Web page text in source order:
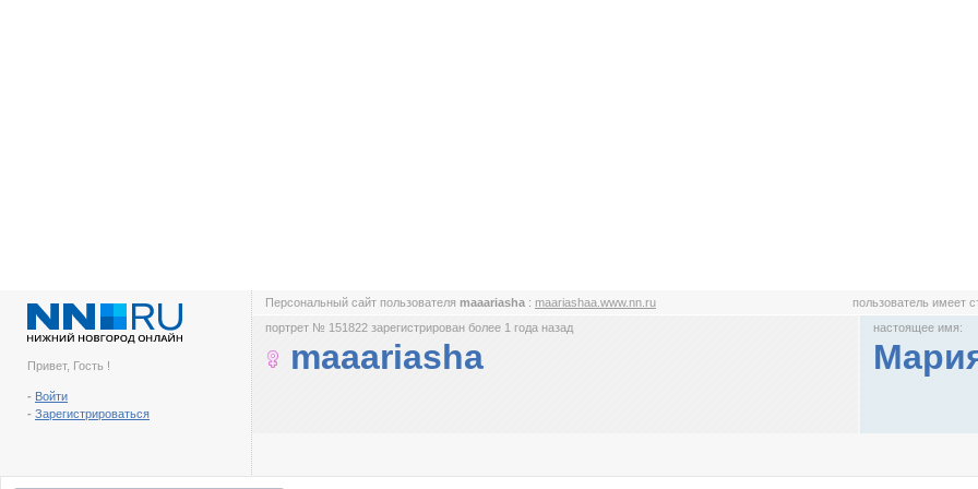
Привет, Гость !
- Войти
- Зарегистрироваться
Персональный сайт пользователя maaariasha : maariashaa.www.nn.ru пользователь имеет
портрет № 151822 зарегистрирован более 1 года назад
maaariasha
настоящее имя: